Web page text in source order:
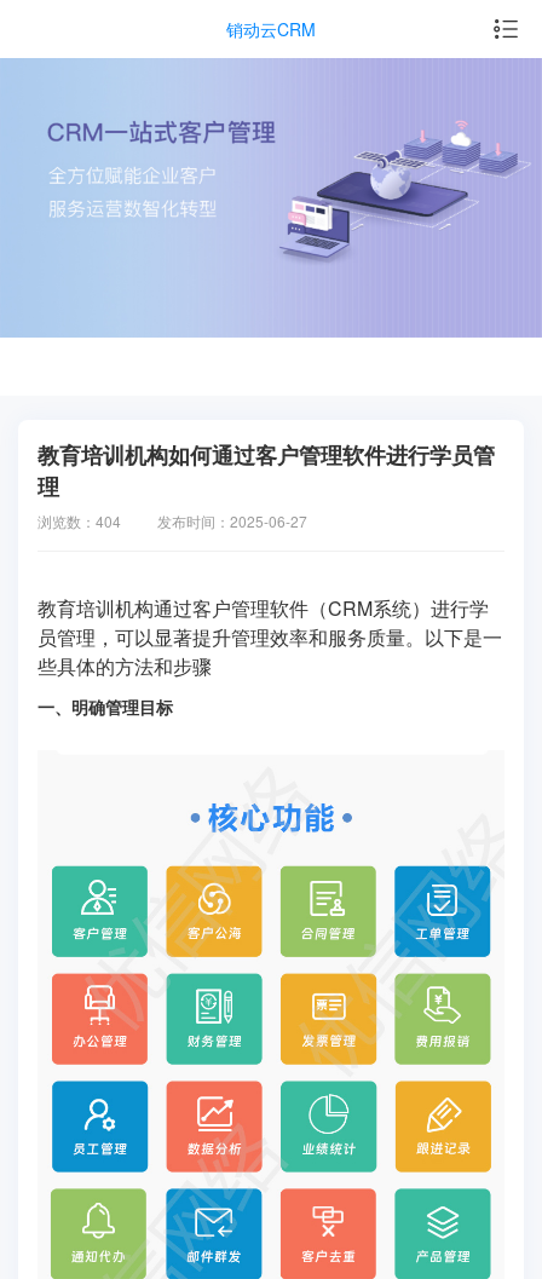
销动云CRM
教育培训机构如何通过客户管理软件进行学员管
理
浏览数：404 发布时间：2025-06-27
教育培训机构通过客户管理软件（CRM系统）进行学
员管理，可以显著提升管理效率和服务质量。以下是一
些具体的方法和步骤
一、明确管理目标